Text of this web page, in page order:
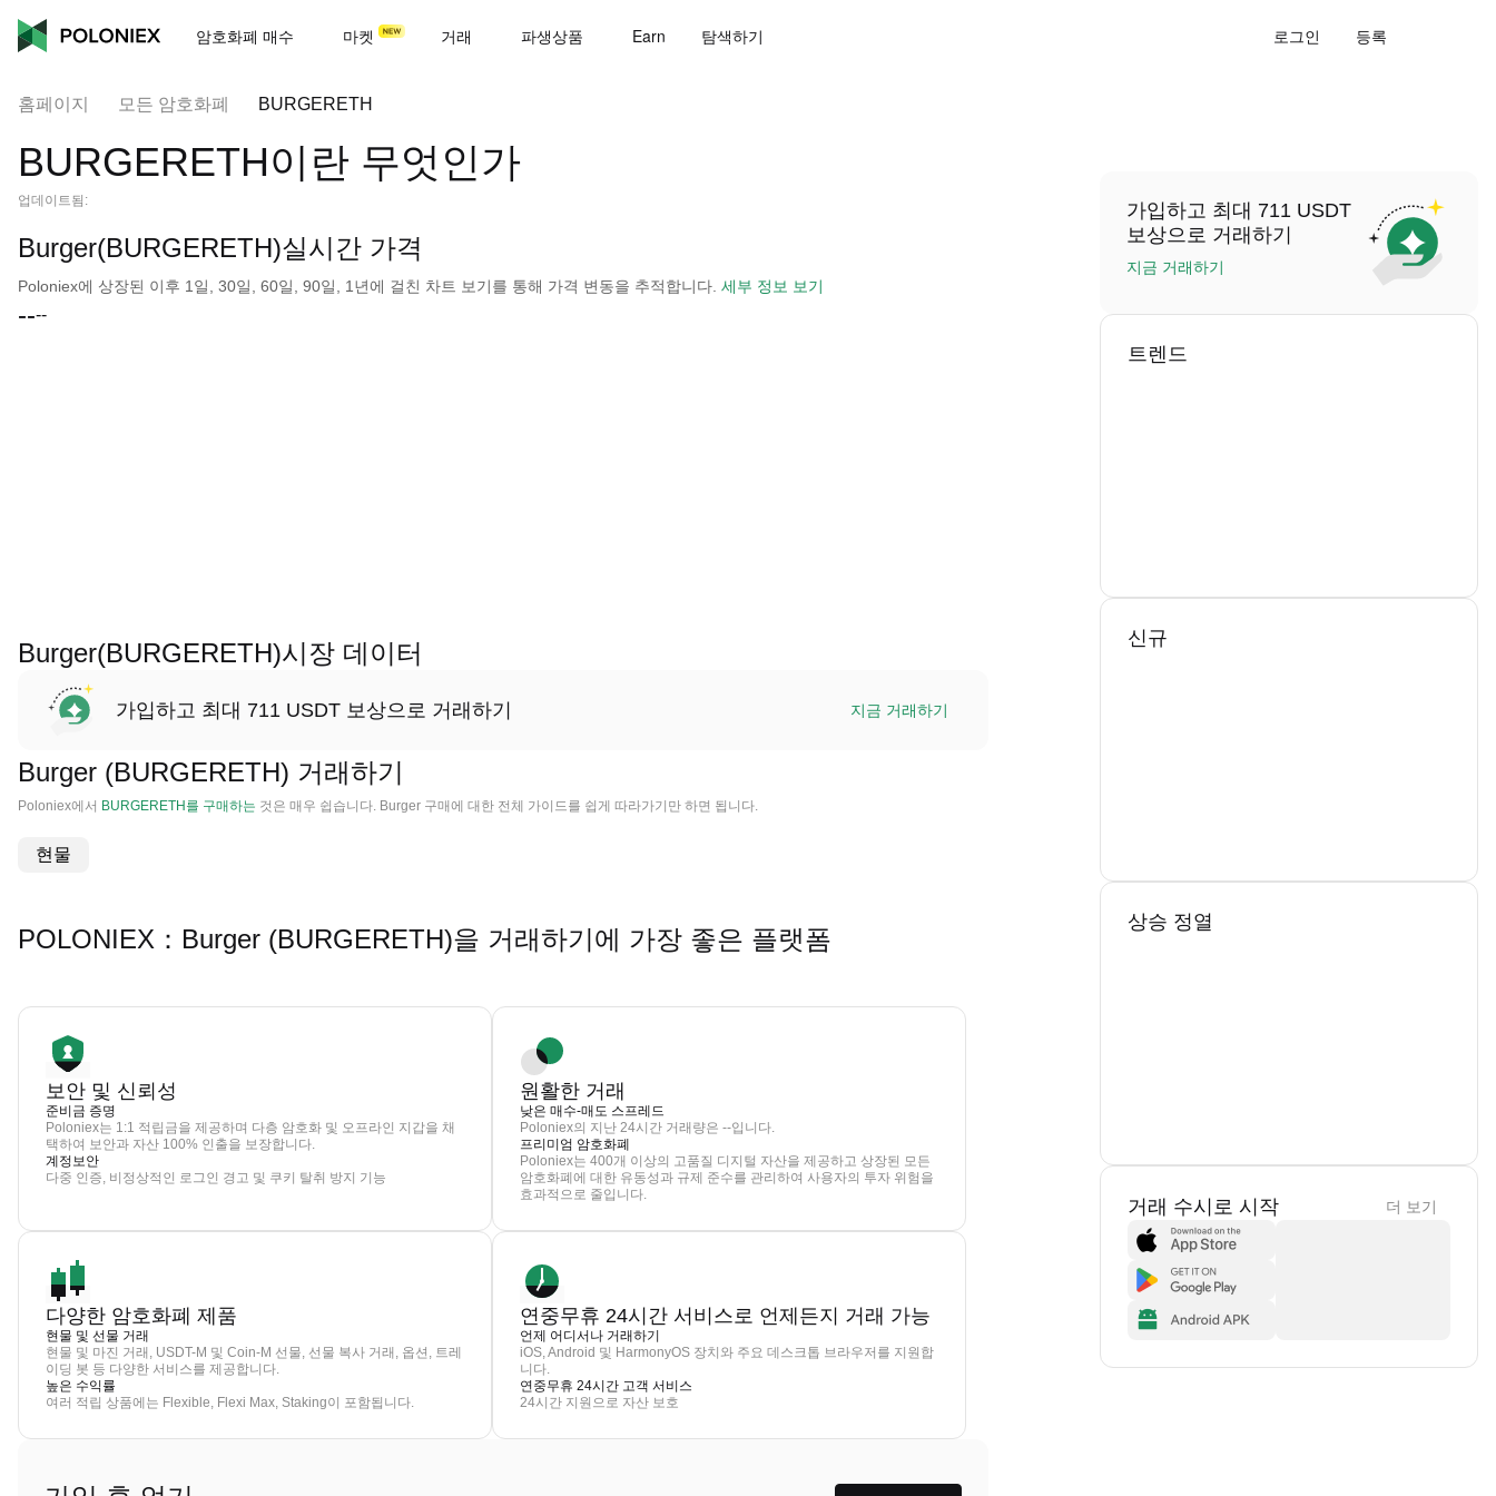
암호화폐 매수 마켓 거래 파생상품 Earn 탐색하기 로그인 등록
홈페이지 모든 암호화폐 BURGERETH
BURGERETH이란 무엇인가
업데이트됨:
Burger(BURGERETH)실시간 가격
Poloniex에 상장된 이후 1일, 30일, 60일, 90일, 1년에 걸친 차트 보기를 통해 가격 변동을 추적합니다. 세부 정보 보기
----
Burger(BURGERETH)시장 데이터
가입하고 최대 711 USDT 보상으로 거래하기 지금 거래하기
Burger (BURGERETH) 거래하기
Poloniex에서 BURGERETH를 구매하는 것은 매우 쉽습니다. Burger 구매에 대한 전체 가이드를 쉽게 따라가기만 하면 됩니다.
현물
POLONIEX：Burger (BURGERETH)을 거래하기에 가장 좋은 플랫폼
보안 및 신뢰성
준비금 증명
Poloniex는 1:1 적립금을 제공하며 다층 암호화 및 오프라인 지갑을 채
택하여 보안과 자산 100% 인출을 보장합니다.
계정보안
다중 인증, 비정상적인 로그인 경고 및 쿠키 탈취 방지 기능
원활한 거래
낮은 매수-매도 스프레드
Poloniex의 지난 24시간 거래량은 --입니다.
프리미엄 암호화폐
Poloniex는 400개 이상의 고품질 디지털 자산을 제공하고 상장된 모든
암호화폐에 대한 유동성과 규제 준수를 관리하여 사용자의 투자 위험을
효과적으로 줄입니다.
다양한 암호화폐 제품
현물 및 선물 거래
현물 및 마진 거래, USDT-M 및 Coin-M 선물, 선물 복사 거래, 옵션, 트레
이딩 봇 등 다양한 서비스를 제공합니다.
높은 수익률
여러 적립 상품에는 Flexible, Flexi Max, Staking이 포함됩니다.
연중무휴 24시간 서비스로 언제든지 거래 가능
언제 어디서나 거래하기
iOS, Android 및 HarmonyOS 장치와 주요 데스크톱 브라우저를 지원합
니다.
연중무휴 24시간 고객 서비스
24시간 지원으로 자산 보호
가입하고 최대 711 USDT
보상으로 거래하기
지금 거래하기
트렌드
신규
상승 정열
거래 수시로 시작 더 보기